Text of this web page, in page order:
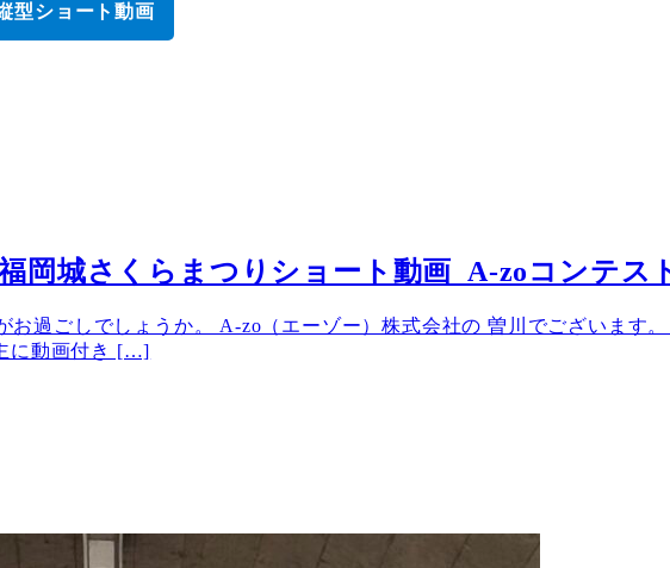
型ショート動画
岡城さくらまつりショート動画_A-zoコンテス
過ごしでしょうか。 A-zo（エーゾー）株式会社の 曽川でございます
に動画付き […]